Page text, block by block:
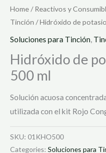
Home/Reactivos y
Tinción / Hidróxido de
Soluciones para Tinción,
Hidróxido de
500 ml
Solución acuosa
utilizada con el kit Rojo
SKU: 01KHO500
Categories: Soluciones para